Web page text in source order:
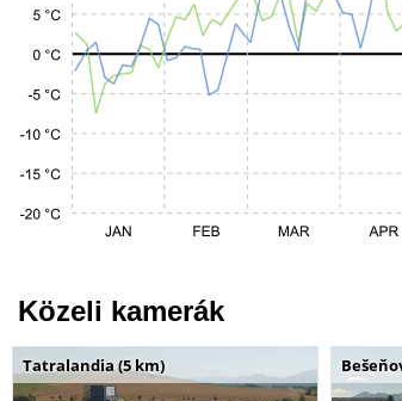
Közeli kamerák
Tatralandia (5 km)